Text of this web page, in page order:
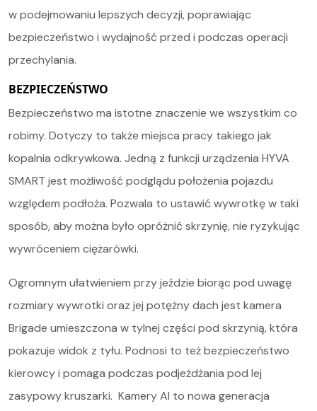
w podejmowaniu lepszych decyzji, poprawiając
bezpieczeństwo i wydajność przed i podczas operacji
przechylania.
BEZPIECZEŃSTWO
Bezpieczeństwo ma istotne znaczenie we wszystkim co
robimy. Dotyczy to także miejsca pracy takiego jak
kopalnia odkrywkowa. Jedną z funkcji urządzenia HYVA
SMART jest możliwość podglądu położenia pojazdu
względem podłoża. Pozwala to ustawić wywrotkę w taki
sposób, aby można było opróżnić skrzynię, nie ryzykując
wywróceniem ciężarówki.
Ogromnym ułatwieniem przy jeździe biorąc pod uwagę
rozmiary wywrotki oraz jej potężny dach jest kamera
Brigade umieszczona w tylnej części pod skrzynią, która
pokazuje widok z tyłu. Podnosi to też bezpieczeństwo
kierowcy i pomaga podczas podjeżdżania pod lej
zasypowy kruszarki. Kamery AI to nowa generacja